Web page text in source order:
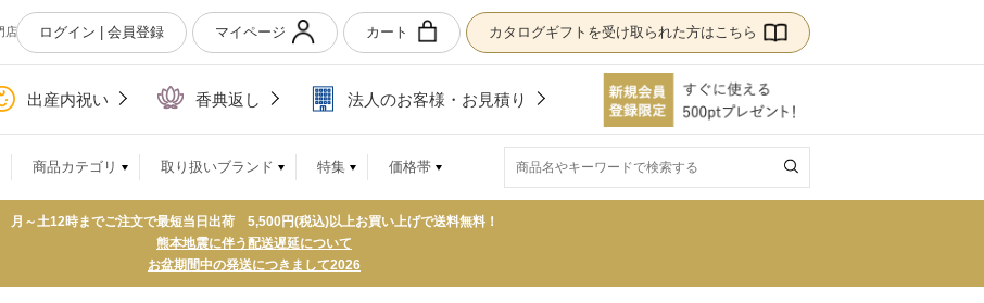
店 ログイン | 会員登録 マイページ カート カタログギフトを受け取られた方はこちら
出産内祝い 香典返し 法人のお客様・お見積り
商品カテゴリ 取り扱いブランド 特集 価格帯
月～土12時までご注文で最短当日出荷 5,500円(税込)以上お買い上げで送料無料！
熊本地震に伴う配送遅延について
お盆期間中の発送につきまして2026